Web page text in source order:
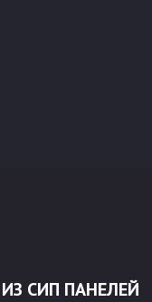
СИП ПАНЕЛЕЙ